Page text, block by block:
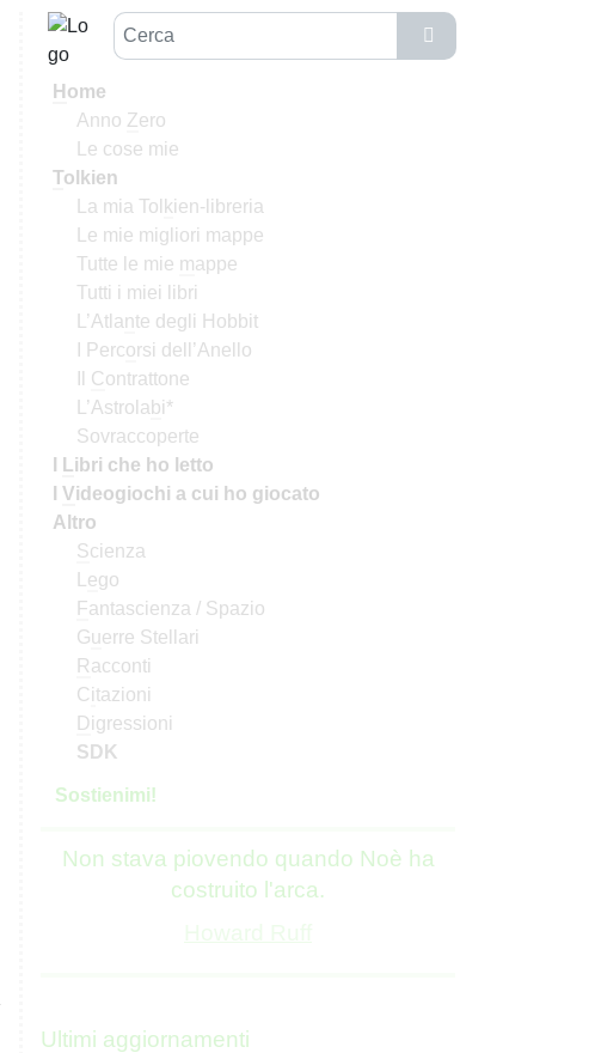
C
e
H ome
Anno Zero
Le cose mie
Tolkien
La mia Tol kien-libreria
Le mie migliori mappe
Tutte le mie mappe
Tutti i miei libri
L’Atlante degli Hobbit
I Percorsi dell’Anello
Contrattone
L’Astrola bi*
Sovraccoperte
Libri che ho letto
Videogiochi a cui ho giocato
Altro
Scienza
ego
Fantascienza / Spazio
Guerre Stellari
Racconti
Citazioni
Digressioni
SDK
Sostienimi!
Non stava piovendo quando Noè ha
costruito l'arca.
Ultimi aggiornamenti